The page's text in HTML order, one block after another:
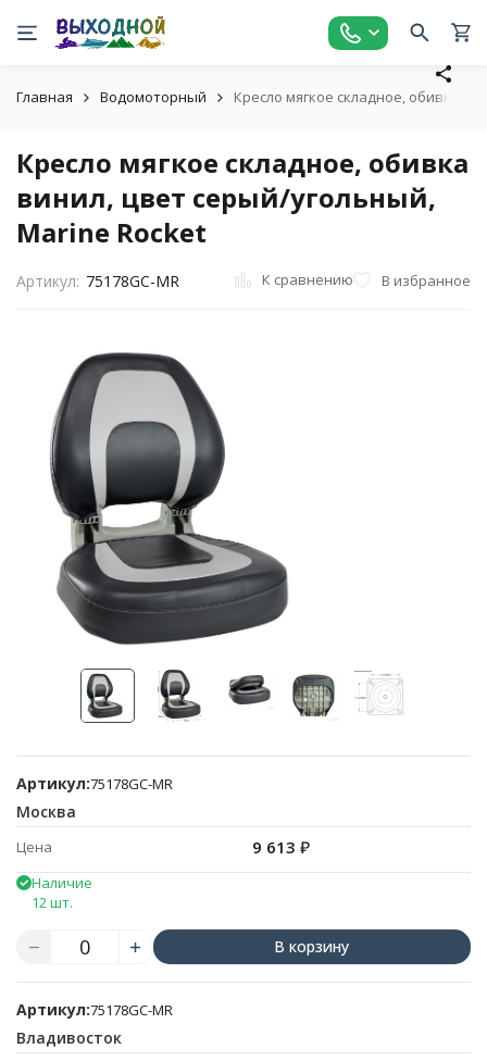
Главная Водомоторный Кресло мягкое складное, обивка
Кресло мягкое складное, обивка
винил, цвет серый/угольный,
Marine Rocket
Артикул: 75178GC-MR К сравнению В избранное
Артикул:75178GC-MR
Москва
Цена 9 613 ₽
Наличие
12 шт.
В корзину
Артикул:75178GC-MR
Владивосток